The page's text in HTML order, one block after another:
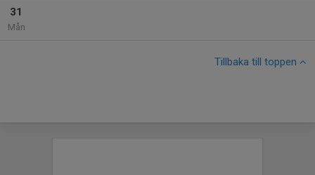
31
Mån
Tillbaka till toppen